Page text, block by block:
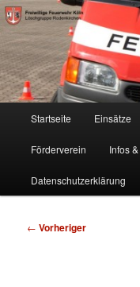
Zum
primären
Inhalt
springenFF Köln, LG
Freiwillige Feuerwehr
Startseite Einsätze
Förderverein Infos
Datenschutzerklärung
Beitragsnavigation
← Vorheriger